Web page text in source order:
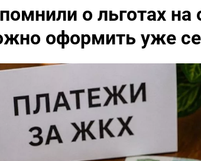
о льготах
оформить уже